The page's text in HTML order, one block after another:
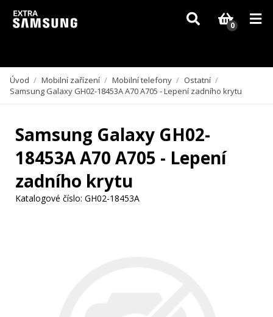
Vzhledem k aktuální situaci se může dodání dílů, které nejsou skladem,
zpozdit. Děkujeme za pochopení.
0
Úvod / Mobilní zařízení / Mobilní telefony / Ostatní /
Samsung Galaxy GH02-18453A A70 A705 - Lepení zadního krytu
Samsung Galaxy GH02-
18453A A70 A705 - Lepení
zadního krytu
Katalogové číslo: GH02-18453A